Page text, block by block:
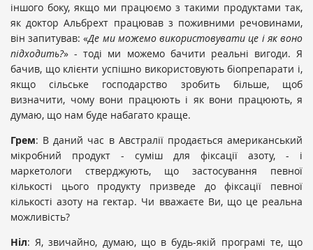
іншого боку, якщо ми працюємо з такими продуктами так,
як доктор Альбрехт працював з поживними речовинами,
він запитував: «Де ми можемо використовуватице і як воно
підходить?» - тоді ми можемо бачити реальні вигоди. Я
бачив, що клієнти успішно використовують біопрепарати і,
якщо сільське господарство зробить більше, щоб
визначити, чому вони працюють і як вони працюють, я
думаю, що нам буде набагато краще.
Грем: В даний час в Австралії продається американський
мікробний продукт - суміш для фіксації азоту, - і
маркетологи стверджують, що застосування певної
кількості цього продукту призведе до фіксації певної
кількості азоту на гектар. Чи вважаєте Ви, що це реальна
можливість?
Ніл: Я, звичайно, думаю, що в будь-якій програмі те, що